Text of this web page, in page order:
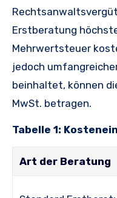
Erstberatung
Mehrwertsteuer
jedoch
beinhaltet, können
MwSt. betragen.
Tabelle 1:
Art der Beratung